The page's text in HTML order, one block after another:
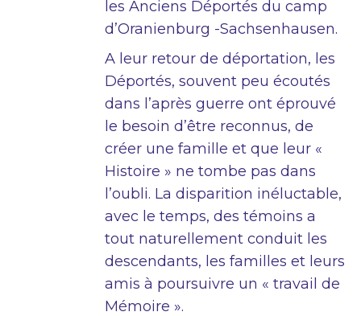
les Anciens Déportés du camp
d’Oranienburg -Sachsenhausen.
A leur retour de déportation, les
Déportés, souvent peu écoutés
dans l’après guerre ont éprouvé
le besoin d’être reconnus, de
créer une famille et que leur «
Histoire » ne tombe pas dans
l’oubli. La disparition inéluctable,
avec le temps, des témoins a
tout naturellement conduit les
descendants, les familles et leurs
amis à poursuivre un « travail de
Mémoire ».